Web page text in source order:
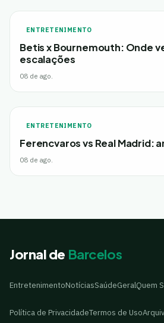
ENTRETENIMENTO
Betis x Bournemouth: Onde
escalações
08 de ago.
ENTRETENIMENTO
Ferencvaros vs Real Madrid:
08 de ago.
Jornal de Barcelos
EntretenimentoNotíciasSaúdeGeralQuem
Política de PrivacidadeTermos de Uso